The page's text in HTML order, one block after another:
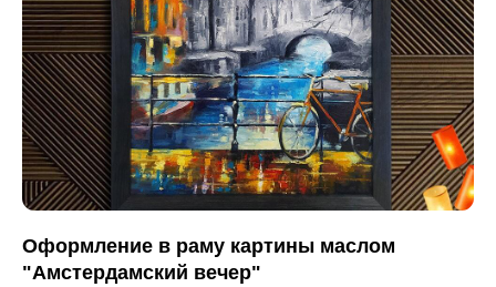
Оформление в раму картины маслом
"Амстердамский вечер"